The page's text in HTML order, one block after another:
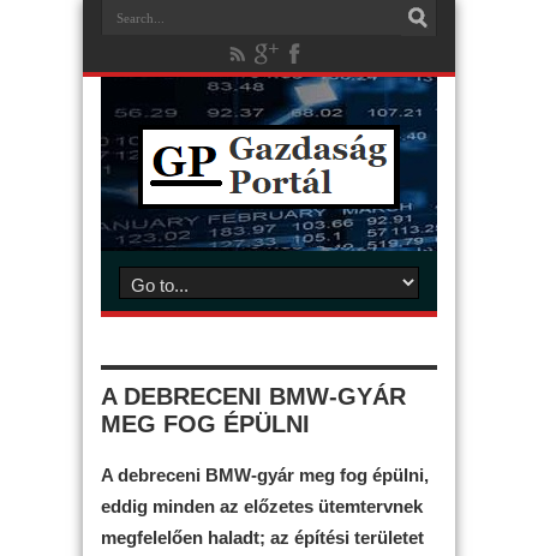
A DEBRECENI BMW-GYÁR
MEG FOG ÉPÜLNI
A debreceni BMW-gyár meg fog épülni,
eddig minden az előzetes ütemtervnek
megfelelően haladt; az építési területet